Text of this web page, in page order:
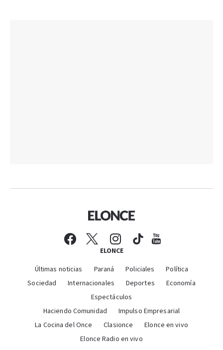
ELONCE
Últimas noticias Paraná Policiales
Política
Sociedad
Internacionales Deportes
Economía
Espectáculos
Haciendo Comunidad
Impulso Empresarial
La Cocina del Once
Clasionce
Elonce en vivo
Elonce Radio en vivo